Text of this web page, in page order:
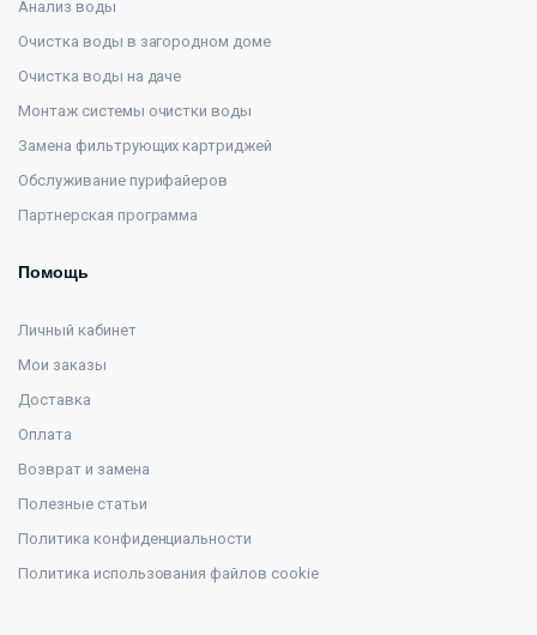
Анализ воды
Очистка воды в загородном доме
Очистка воды на даче
Монтаж системы очистки воды
Замена фильтрующих картриджей
Обслуживание пурифайеров
Партнерская программа
Помощь
Личный кабинет
Мои заказы
Доставка
Оплата
Возврат и замена
Полезные статьи
Политика конфиденциальности
Политика использования файлов cookie